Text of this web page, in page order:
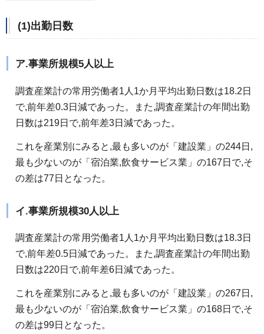
(1)出勤日数
ア.事業所規模5人以上
調査産業計の常用労働者1人1か月平均出勤日数は18.2日
で,前年差0.3日減であった。また,調査産業計の年間出勤
日数は219日で,前年差3日減であった。
これを産業別にみると,最も多いのが「建設業」の244日,
最も少ないのが「宿泊業,飲食サービス業」の167日で,そ
の差は77日となった。
イ.事業所規模30人以上
調査産業計の常用労働者1人1か月平均出勤日数は18.3日
で,前年差0.5日減であった。また,調査産業計の年間出勤
日数は220日で,前年差6日減であった。
これを産業別にみると,最も多いのが「建設業」の267日,
最も少ないのが「宿泊業,飲食サービス業」の168日で,そ
の差は99日となった。